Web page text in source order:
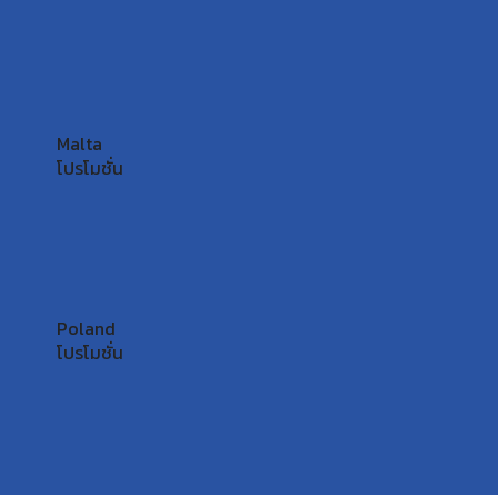
Malta
โปรโมชั่น
Poland
โปรโมชั่น